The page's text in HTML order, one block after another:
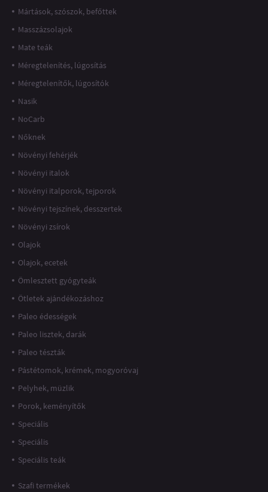
Mártások, szószok, befőttek
Masszázsolajok
Mate teák
Méregtelenítés, lúgosítás
Méregtelenítők, lúgosítók
Nasik
NoCarb
Nőknek
Növényi fehérjék
Növényi italok
Növényi italporok, tejporok
Növényi tejszínek, desszertek
Növényi zsírok
Olajok
Olajok, ecetek
Ömlesztett gyógyteák
Ötletek ajándékozáshoz
Paleo édességek
Paleo lisztek, darák
Paleo tészták
Pástétomok, krémek, mogyoróvaj
Pelyhek, müzlik
Porok, keményítők
Speciális
Speciális
Speciális teák
Szafi termékek